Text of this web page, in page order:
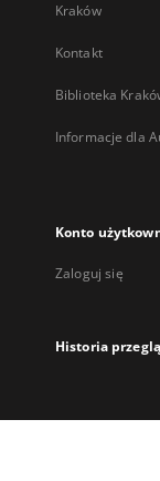
Kraków
Kontakt
Biblioteka
Informacje dla
Konto
Zaloguj się
Historia